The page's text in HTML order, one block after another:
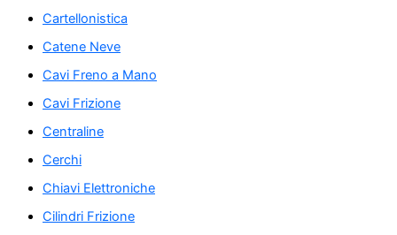
Cartellonistica
Catene Neve
Cavi Freno a Mano
Cavi Frizione
Centraline
Cerchi
Chiavi Elettroniche
Cilindri Frizione